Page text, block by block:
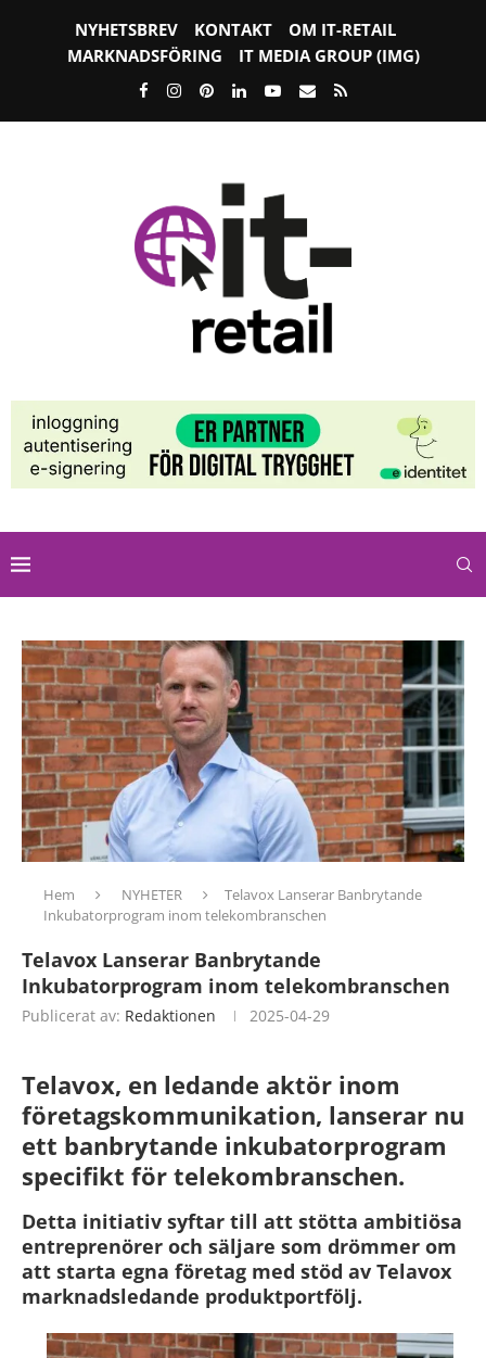
NYHETSBREV KONTAKT
OM IT-RETAIL
MARKNADSFÖRING
IT MEDIA GROUP (IMG)
Hem NYHETER
Telavox Lanserar Banbrytande
Inkubatorprogram inom telekombranschen
Telavox Lanserar Banbrytande
Inkubatorprogram inom telekombranschen
Publicerat av: Redaktionen 2025-04-29
Telavox, en ledande aktör inom
företagskommunikation, lanserar nu
ett banbrytande inkubatorprogram
specifikt för telekombranschen.
Detta initiativ syftar till att stötta ambitiösa
entreprenörer och säljare som drömmer om
att starta egna företag med stöd av Telavox
marknadsledande produktportfölj.